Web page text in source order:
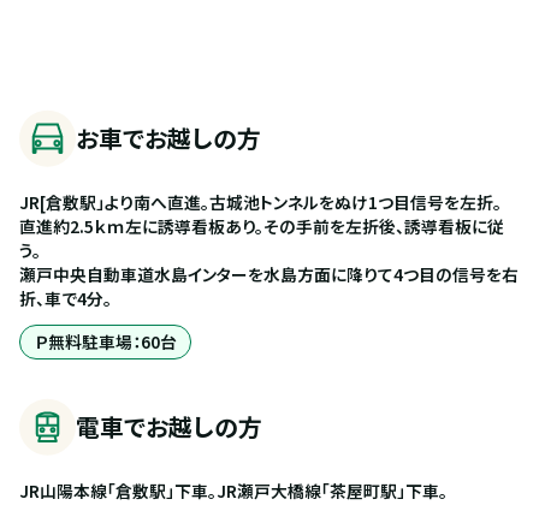
お車でお越しの方
JR[倉敷駅」より南へ直進。古城池トンネルをぬけ1つ目信号を左折。
直進約2.5ｋｍ左に誘導看板あり。その手前を左折後、誘導看板に従
う。
瀬戸中央自動車道水島インターを水島方面に降りて4つ目の信号を右
折、車で4分。
Ｐ無料駐車場：60台
電車でお越しの方
JR山陽本線「倉敷駅」下車。JR瀬戸大橋線「茶屋町駅」下車。